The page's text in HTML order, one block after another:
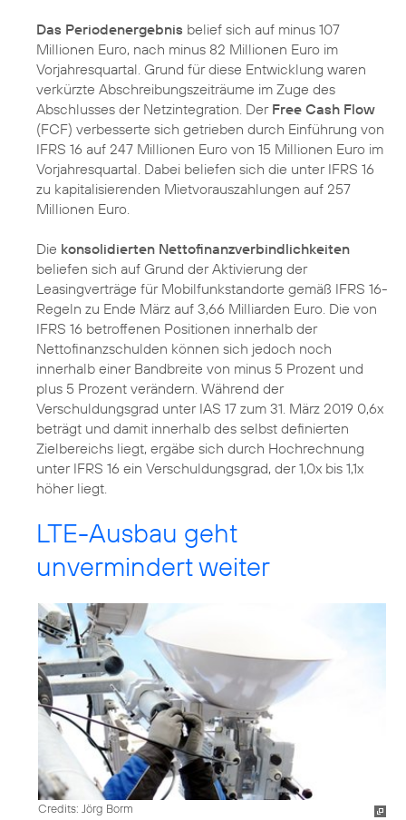
Das Periodenergebnis belief sich auf minus 107
Millionen Euro, nach minus 82 Millionen Euro im
Vorjahresquartal. Grund für diese Entwicklung waren
verkürzte Abschreibungszeiträume im Zuge des
Abschlusses der Netzintegration. Der Free Cash Flow
(FCF) verbesserte sich getrieben durch Einführung von
IFRS 16 auf 247 Millionen Euro von 15 Millionen Euro im
Vorjahresquartal. Dabei beliefen sich die unter IFRS 16
zu kapitalisierenden Mietvorauszahlungen auf 257
Millionen Euro.
Die konsolidierten Nettofinanzverbindlichkeiten
beliefen sich auf Grund der Aktivierung der
Leasingverträge für Mobilfunkstandorte gemäß IFRS 16-
Regeln zu Ende März auf 3,66 Milliarden Euro. Die von
IFRS 16 betroffenen Positionen innerhalb der
Nettofinanzschulden können sich jedoch noch
innerhalb einer Bandbreite von minus 5 Prozent und
plus 5 Prozent verändern. Während der
Verschuldungsgrad unter IAS 17 zum 31. März 2019 0,6x
beträgt und damit innerhalb des selbst definierten
Zielbereichs liegt, ergäbe sich durch Hochrechnung
unter IFRS 16 ein Verschuldungsgrad, der 1,0x bis 1,1x
höher liegt.
LTE-Ausbau geht
unvermindert weiter
Credits: Jörg Borm